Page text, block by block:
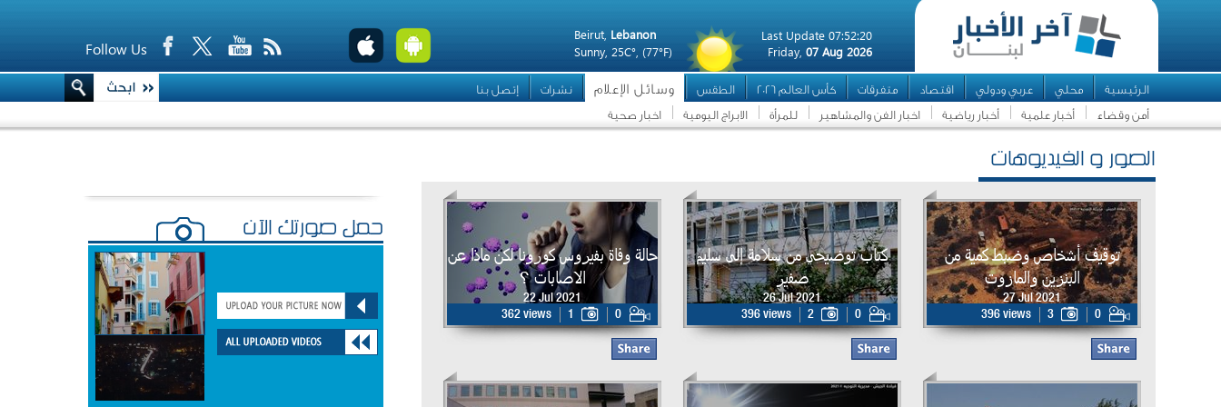
Last Update 07:52:20
Friday, 07 Aug 2026
Beirut, Lebanon
Sunny, 25C°, (77°F)
Follow Us
الرئيسية محلي عربي ودولي اقتصاد متفرقات كأس العالم 2026 الطقس وسائل الإعلام نشرات
إتصل بنا
أمن وقضاء
أخبار علمية أخبار رياضية اخبار الفن والمشاهير للمرأة الابراج اليومية اخبار صحية
الصور و الفيديوهات
توقيف أشخاص وضبط كمية من
البنزين والمازوت
27 Jul 2021
396 views
3 0
كتاب توضيحي من سلامة إلى سليم
صفير
26 Jul 2021
396 views
2 0
حالة وفاة بفيروس كورونا لكن ماذا عن
الاصابات ؟
22 Jul 2021
362 views
1 0
حمّل صورتك الآن